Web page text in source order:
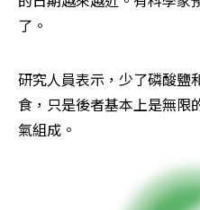
了。
研究人員表示，少了磷酸鹽
食，只是後者基本上是無限
氣組成。